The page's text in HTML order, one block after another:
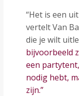
“Het is een
vertelt Van
die je wilt
bijvoorbeeld
een
nodig hebt,
zijn.”